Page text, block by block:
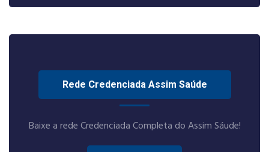
Rede Credenciada Assim Saúde
Baixe a rede Credenciada Completa do Assim Sáude!